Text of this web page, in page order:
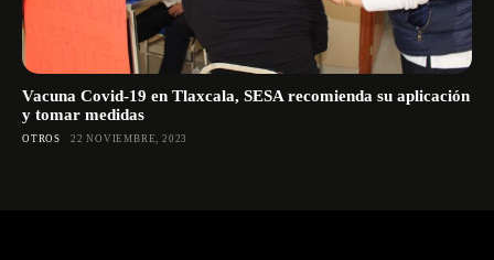
Vacuna Covid-19 en Tlaxcala, SESA recomienda su aplicación
y tomar medidas
OTROS 22 NOVIEMBRE, 2023